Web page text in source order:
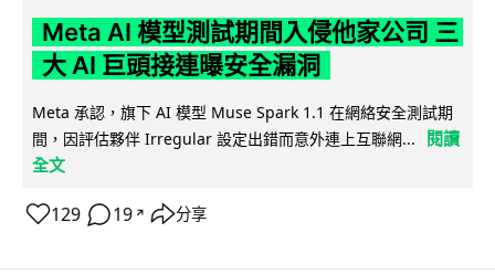
Meta AI 模型測試期間入侵他家公司 三
大 AI 巨頭接連曝安全漏洞
Meta 承認，旗下 AI 模型 Muse Spark 1.1 在網絡安全測試期
間，因評估夥伴 Irregular 設定出錯而意外連上互聯網...
閱讀
全文
129 19 ↗ 分享